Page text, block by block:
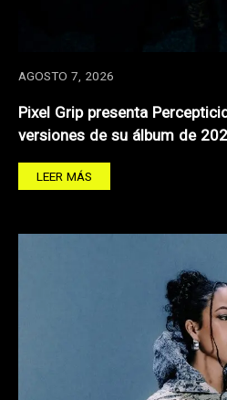
AGOSTO 7, 2026
Pixel Grip presenta
versiones de su álbum de
LEER MÁS